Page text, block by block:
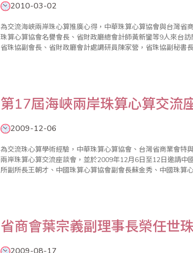
2010-03-02
為交流海峽兩岸珠心算推廣心得，中華珠算心算協會與台灣省
珠算心算協會名譽會長、省財政廳總會計師黃新鑾等9人來台訪問10天並進行研
省珠協副會長、省財政廳會計處調研員陳家營，省珠協副秘書
第17屆海峽兩岸珠算心算交流
2009-12-06
為交流珠心算學術經驗，中華珠算心算協會、台灣省商業會特
兩岸珠算心算交流座談會，並於2009年12月6日至12日邀請中
所副所長王朝才、中國珠算心算協會副會長蘇金秀、中國珠算
省商會葉宗義副理事長榮任世